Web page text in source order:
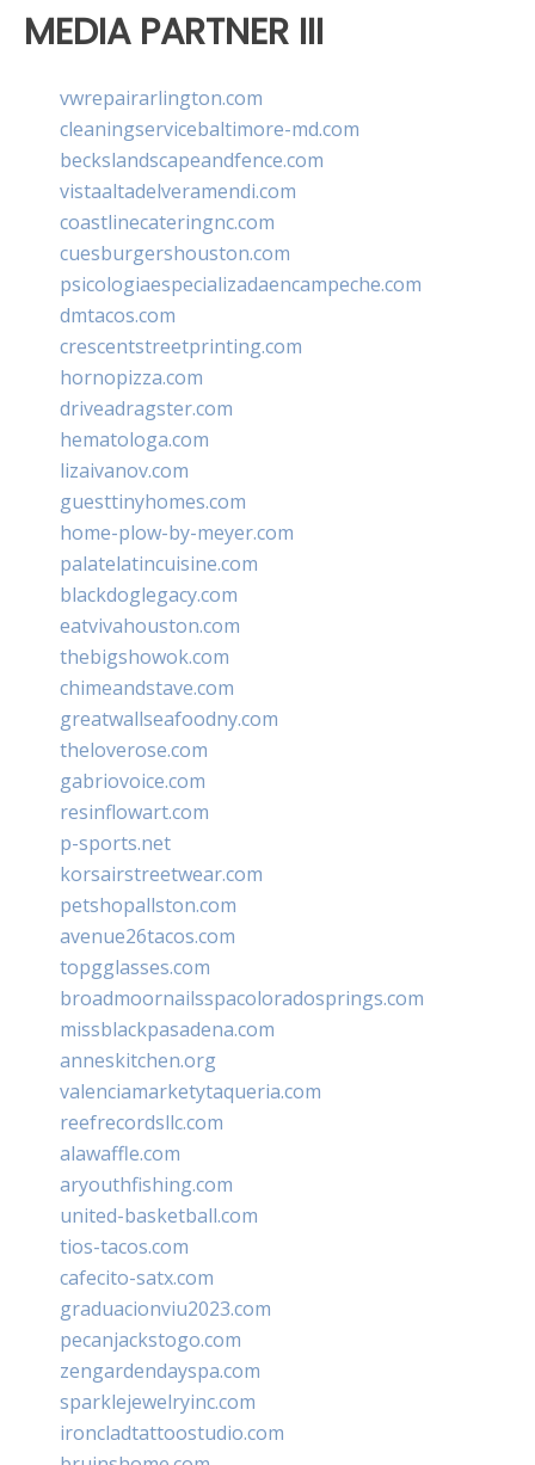
MEDIA PARTNER III
vwrepairarlington.com
cleaningservicebaltimore-md.com
beckslandscapeandfence.com
vistaaltadelveramendi.com
coastlinecateringnc.com
cuesburgershouston.com
psicologiaespecializadaencampeche.com
dmtacos.com
crescentstreetprinting.com
hornopizza.com
driveadragster.com
hematologa.com
lizaivanov.com
guesttinyhomes.com
home-plow-by-meyer.com
palatelatincuisine.com
blackdoglegacy.com
eatvivahouston.com
thebigshowok.com
chimeandstave.com
greatwallseafoodny.com
theloverose.com
gabriovoice.com
resinflowart.com
p-sports.net
korsairstreetwear.com
petshopallston.com
avenue26tacos.com
topgglasses.com
broadmoornailsspacoloradosprings.com
missblackpasadena.com
anneskitchen.org
valenciamarketytaqueria.com
reefrecordsllc.com
alawaffle.com
aryouthfishing.com
united-basketball.com
tios-tacos.com
cafecito-satx.com
graduacionviu2023.com
pecanjackstogo.com
zengardendayspa.com
sparklejewelryinc.com
ironcladtattoostudio.com